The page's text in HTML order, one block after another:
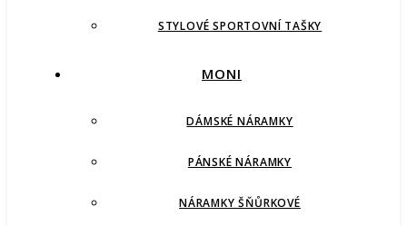
STYLOVÉ SPORTOVNÍ TAŠKY
MONI
DÁMSKÉ NÁRAMKY
PÁNSKÉ NÁRAMKY
NÁRAMKY ŠŇŮRKOVÉ